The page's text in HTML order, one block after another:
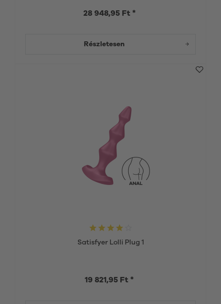
28 948,95 Ft *
Részletesen
Satisfyer Lolli Plug 1
19 821,95 Ft *